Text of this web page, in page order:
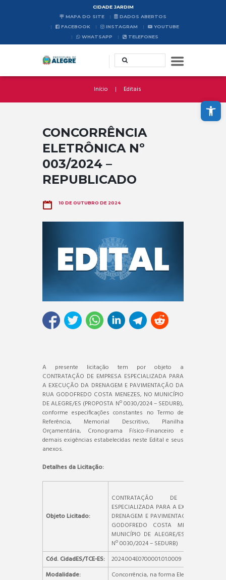
Abrir a barra de ferramentas
CIDADE JARDIM
MAPA DO SITE
DADOS ABERTOS
FACEBOOK
INSTAGRAM
YOUTUBE
WHATSAPP
TELEFONES
Início Editais
CONCORRÊNCIA
ELETRÔNICA Nº
003/2024 –
REPUBLICADO
10 DE OUTUBRO DE 2024
A presente licitação tem por objeto a
CONTRATAÇÃO DE EMPRESA ESPECIALIZADA PARA
A EXECUÇÃO DA DRENAGEM E PAVIMENTAÇÃO DA
RUA GODOFREDO COSTA MENEZES, NO MUNICÍPIO
DE ALEGRE/ES (PROPOSTA Nº 0030/2024 – SEDURB),
conforme especificações constantes no Termo de
Referência, Memorial Descritivo, Planilha
Orçamentária, Cronograma Físico-Financeiro e
demais exigências estabelecidas neste Edital e seus
anexos.
Detalhes da Licitação:
Objeto Licitado:
CONTRATAÇÃO DE EMPRESA
ESPECIALIZADA PARA A EXECUÇÃO DA
DRENAGEM E PAVIMENTAÇÃO DA RUA
GODOFREDO COSTA MENEZES, NO
MUNICÍPIO DE ALEGRE/ES (PROPOSTA
Nº 0030/2024 – SEDURB)
Cód. CidadES/TCE-ES:
2024.004E0700001.01.0009
Modalidade:
Concorrência, na forma Eletrônica